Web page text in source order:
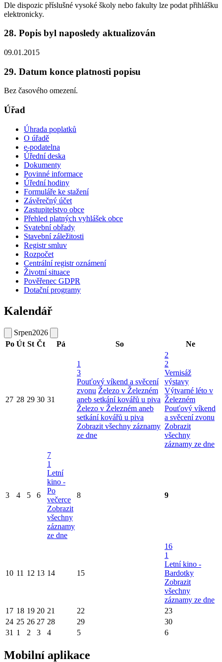
Dle dispozic příslušné vysoké školy nebo fakulty lze podat přihlášku
elektronicky.
28. Popis byl naposledy aktualizován
09.01.2015
29. Datum konce platnosti popisu
Bez časového omezení.
Úřad
Úhrada poplatků
O úřadě
e-podatelna
Úřední deska
Dokumenty
Povinné informace
Úřední hodiny
Formuláře ke stažení
Závěrečný účet
Zastupitelstvo obce
Přehled platných vyhlášek obce
Svatební obřady
Stavební záležitosti
Registr smluv
Rozpočet
Centrální registr oznámení
Životní situace
Pověřenec GDPR
Dotační programy
Kalendář
Srpen2026
Po Út St Čt Pá So Ne
27 28 29 30 31
1
3
Pouťový víkend a svěcení
zvonu Železo v Železném
aneb setkání kovářů u piva
Železo v Železném aneb
setkání kovářů u piva
Zobrazit všechny záznamy
ze dne
2
2
Vernisáž
výstavy
Výtvarné léto v
Železném
Pouťový víkend
a svěcení zvonu
Zobrazit
všechny
záznamy ze dne
3 4 5 6
7
1
Letní
kino -
Po
večerce
Zobrazit
všechny
záznamy
ze dne
8 9
10 11 12 13 14 15
16
1
Letní kino -
Bardotky
Zobrazit
všechny
záznamy ze dne
17 18 19 20 21 22
23
24 25 26 27 28 29
30
31 1 2 3 4 5 6
Mobilní aplikace